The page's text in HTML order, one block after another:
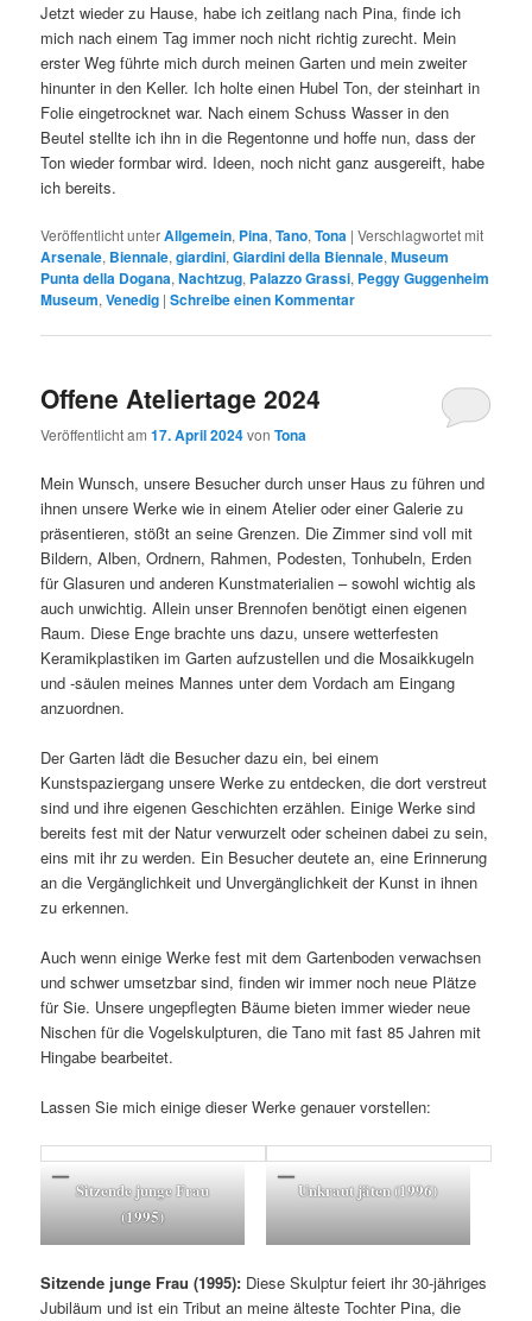
Jetzt wieder zu Hause, habe ich zeitlang nach Pina, finde ich
mich nach einem Tag immer noch nicht richtig zurecht. Mein
erster Weg führte mich durch meinen Garten und mein zweiter
hinunter in den Keller. Ich holte einen Hubel Ton, der steinhart in
Folie eingetrocknet war. Nach einem Schuss Wasser in den
Beutel stellte ich ihn in die Regentonne und hoffe nun, dass der
Ton wieder formbar wird. Ideen, noch nicht ganz ausgereift, habe
ich bereits.
Veröffentlicht unterAllgemein, Pina,Tano,Tona |Verschlagwortet mit
Arsenale, Biennale,giardini,Giardini della Biennale,Museum
Punta della Dogana,Nachtzug, Palazzo Grassi, Peggy Guggenheim
Museum,Venedig |Schreibe einen Kommentar
Offene Ateliertage 2024
Veröffentlicht am17. April 2024vonTona
Mein Wunsch, unsere Besucher durch unser Haus zu führen und
ihnen unsere Werke wie in einem Atelier oder einer Galerie zu
präsentieren, stößt an seine Grenzen. Die Zimmer sind voll mit
Bildern, Alben, Ordnern, Rahmen, Podesten, Tonhubeln, Erden
für Glasuren und anderen Kunstmaterialien – sowohl wichtig als
auch unwichtig. Allein unser Brennofen benötigt einen eigenen
Raum. Diese Enge brachte uns dazu, unsere wetterfesten
Keramikplastiken im Garten aufzustellen und die Mosaikkugeln
und -säulen meines Mannes unter dem Vordach am Eingang
anzuordnen.
Der Garten lädt die Besucher dazu ein, bei einem
Kunstspaziergang unsere Werke zu entdecken, die dort verstreut
sind und ihre eigenen Geschichten erzählen. Einige Werke sind
bereits fest mit der Natur verwurzelt oder scheinen dabei zu sein,
eins mit ihr zu werden. Ein Besucher deutete an, eine Erinnerung
an die Vergänglichkeit und Unvergänglichkeit der Kunst in ihnen
zu erkennen.
Auch wenn einige Werke fest mit dem Gartenboden verwachsen
und schwer umsetzbar sind, finden wir immer noch neue Plätze
für Sie. Unsere ungepflegten Bäume bieten immer wieder neue
Nischen für die Vogelskulpturen, die Tano mit fast 85 Jahren mit
Hingabe bearbeitet.
Lassen Sie mich einige dieser Werke genauer vorstellen:
Sitzende junge Frau
(1995)
Unkraut jäten (1996)
Sitzende junge Frau (1995): Diese Skulptur feiert ihr 30-jähriges
Jubiläum und ist ein Tribut an meine älteste Tochter Pina, die